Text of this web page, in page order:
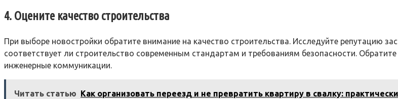
4. Оцените качество строительства
При выборе новостройки обратите внимание на качество строительства. Исследуйте репутацию
соответствует ли строительство современным стандартам и требованиям безопасности.
инженерные коммуникации.
Читать статью Как организовать переезд и не превратить квартиру в свалку: